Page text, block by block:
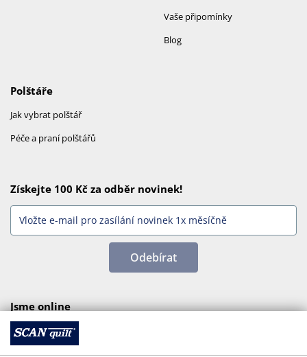
Vaše připomínky
Blog
Polštáře
Jak vybrat polštář
Péče a praní polštářů
Získejte 100 Kč za odběr novinek!
Odebírat
Jsme online